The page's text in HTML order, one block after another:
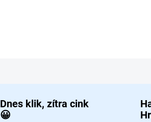
Dnes klik, zítra cink
😀